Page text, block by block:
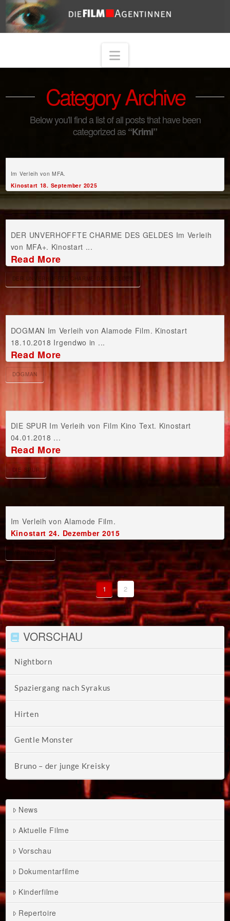
Navigation
Category Archive
Below you'll find a list of all posts that have been
categorized as“Krimi”
Im Verleih von MFA.
Kinostart 18. September 2025
DER UNVERHOFFTE CHARME DES GELDES Im Verleih
von MFA+. Kinostart ...
Read More
DER UNVERHOFFTE CHARME DES GELDES
DOGMAN Im Verleih von Alamode Film. Kinostart
18.10.2018 Irgendwo in ...
Read More
DOGMAN
DIE SPUR Im Verleih von Film Kino Text. Kinostart
04.01.2018 ...
Read More
DIE SPUR
Im Verleih von Alamode Film.
Kinostart 24. Dezember 2015
MR. HOLMES
1 2
VORSCHAU
Nightborn
Spaziergang nach Syrakus
Hirten
Gentle Monster
Bruno – der junge Kreisky
News
Aktuelle Filme
Vorschau
Dokumentarfilme
Kinderfilme
Repertoire